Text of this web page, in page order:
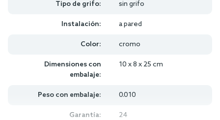
Tipo de grifo: sin grifo
Instalación: a pared
Color: cromo
Dimensiones con
embalaje:
10 x 8 x 25 cm
Peso con embalaje: 0.010
Garantía: 24